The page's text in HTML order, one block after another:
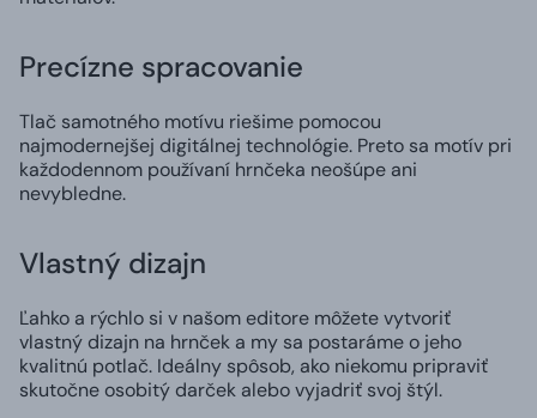
Precízne spracovanie
Tlač samotného motívu riešime pomocou
najmodernejšej digitálnej technológie. Preto sa motív pri
každodennom používaní hrnčeka neošúpe ani
nevybledne.
Vlastný dizajn
Ľahko a rýchlo si v našom editore môžete vytvoriť
vlastný dizajn na hrnček a my sa postaráme o jeho
kvalitnú potlač. Ideálny spôsob, ako niekomu pripraviť
skutočne osobitý darček alebo vyjadriť svoj štýl.